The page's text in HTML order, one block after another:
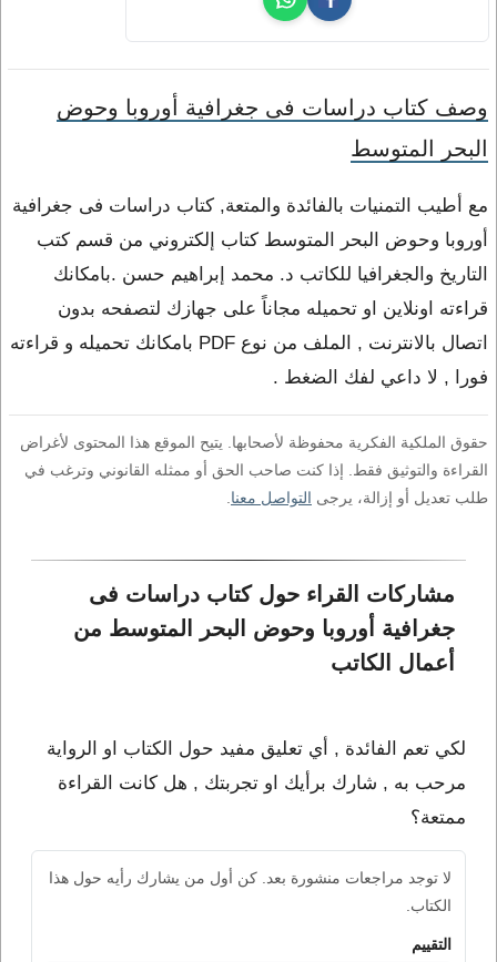
وصف كتاب دراسات فى جغرافية أوروبا وحوض
البحر المتوسط
مع أطيب التمنيات بالفائدة والمتعة, كتاب دراسات فى جغرافية
أوروبا وحوض البحر المتوسط كتاب إلكتروني من قسم كتب
التاريخ والجغرافيا للكاتب د. محمد إبراهيم حسن .بامكانك
قراءته اونلاين او تحميله مجاناً على جهازك لتصفحه بدون
اتصال بالانترنت , الملف من نوع PDF بامكانك تحميله و قراءته
فورا , لا داعي لفك الضغط .
حقوق الملكية الفكرية محفوظة لأصحابها. يتيح الموقع هذا المحتوى لأغراض
القراءة والتوثيق فقط. إذا كنت صاحب الحق أو ممثله القانوني وترغب في
طلب تعديل أو إزالة، يرجى التواصل معنا
مشاركات القراء حول كتاب دراسات فى
جغرافية أوروبا وحوض البحر المتوسط من
أعمال الكاتب
لكي تعم الفائدة , أي تعليق مفيد حول الكتاب او الرواية
مرحب به , شارك برأيك او تجربتك , هل كانت القراءة
ممتعة؟
لا توجد مراجعات منشورة بعد. كن أول من يشارك رأيه حول هذا
الكتاب.
التقييم